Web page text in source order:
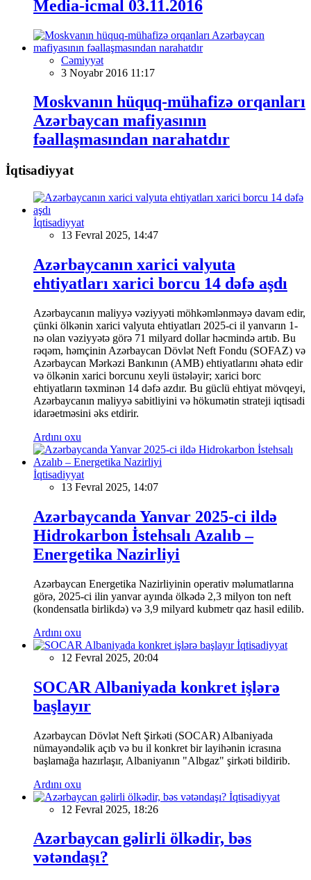
Media-icmal 03.11.2016
Cəmiyyət
3 Noyabr 2016 11:17
Moskvanın hüquq-mühafizə orqanları
Azərbaycan mafiyasının
fəallaşmasından narahatdır
İqtisadiyyat
İqtisadiyyat
13 Fevral 2025, 14:47
Azərbaycanın xarici valyuta
ehtiyatları xarici borcu 14 dəfə aşdı
Azərbaycanın maliyyə vəziyyəti möhkəmlənməyə davam edir,
çünki ölkənin xarici valyuta ehtiyatları 2025-ci il yanvarın 1-
nə olan vəziyyətə görə 71 milyard dollar həcmində artıb. Bu
rəqəm, həmçinin Azərbaycan Dövlət Neft Fondu (SOFAZ) və
Azərbaycan Mərkəzi Bankının (AMB) ehtiyatlarını əhatə edir
və ölkənin xarici borcunu xeyli üstələyir; xarici borc
ehtiyatların təxminən 14 dəfə azdır. Bu güclü ehtiyat mövqeyi,
Azərbaycanın maliyyə sabitliyini və hökumətin strateji iqtisadi
idarəetməsini əks etdirir.
Ardını oxu
İqtisadiyyat
13 Fevral 2025, 14:07
Azərbaycanda Yanvar 2025-ci ildə
Hidrokarbon İstehsalı Azalıb –
Energetika Nazirliyi
Azərbaycan Energetika Nazirliyinin operativ məlumatlarına
görə, 2025-ci ilin yanvar ayında ölkədə 2,3 milyon ton neft
(kondensatla birlikdə) və 3,9 milyard kubmetr qaz hasil edilib.
Ardını oxu
İqtisadiyyat
12 Fevral 2025, 20:04
SOCAR Albaniyada konkret işlərə
başlayır
Azərbaycan Dövlət Neft Şirkəti (SOCAR) Albaniyada
nümayəndəlik açıb və bu il konkret bir layihənin icrasına
başlamağa hazırlaşır, Albaniyanın "Albgaz" şirkəti bildirib.
Ardını oxu
İqtisadiyyat
12 Fevral 2025, 18:26
Azərbaycan gəlirli ölkədir, bəs
vətəndaşı?